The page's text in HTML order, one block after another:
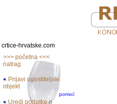
crtice-hrvatske.com
>>> početna <<<
natrag
Prijavi ugostiteljski
objekt
pomoć
Uredi podatke o